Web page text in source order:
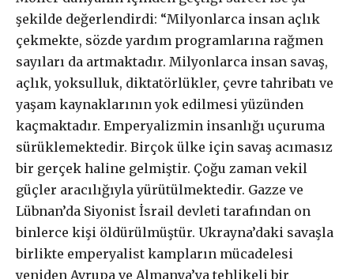
Gerçek ile
dayanışma aboneliği
Aboneliğiniz, otomatik olarak yenilenir.
Paketler arasında fark yoktur. Bütçenize uygun paketi
seçebilirsiniz.
şekilde değerlendirdi: “Milyonlarca insan açlık
çekmekte, sözde yardım programlarına rağmen
sayıları da artmaktadır. Milyonlarca insan savaş,
açlık, yoksulluk, diktatörlükler, çevre tahribatı ve
yaşam kaynaklarının yok edilmesi yüzünden
kaçmaktadır. Emperyalizmin insanlığı uçuruma
sürüklemektedir. Birçok ülke için savaş acımasız
bir gerçek haline gelmiştir. Çoğu zaman vekil
güçler aracılığıyla yürütülmektedir. Gazze ve
Lübnan’da Siyonist İsrail devleti tarafından on
binlerce kişi öldürülmüştür. Ukrayna’daki savaşla
birlikte emperyalist kampların mücadelesi
yeniden Avrupa ve Almanya’ya tehlikeli bir